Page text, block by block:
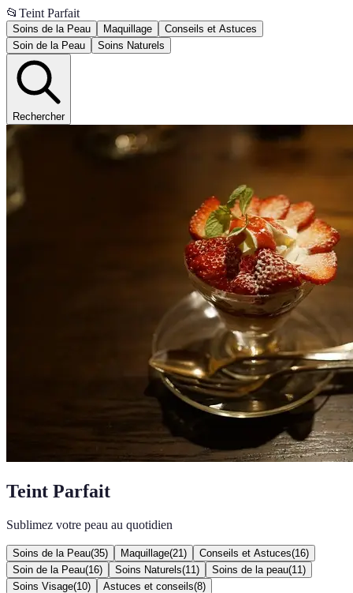
📂 Teint Parfait
Soins de la Peau Maquillage
Conseils et Astuces
Soin de la Peau
Soins Naturels
Rechercher
Teint Parfait
Sublimez votre peau au quotidien
Soins de la Peau(35) Maquillage(21 ) Conseils et Astuces(16)
Soin de la Peau(16) Soins Naturels(11 ) Soins de la peau(11 )
Soins Visage(10) Astuces et conseils(8)